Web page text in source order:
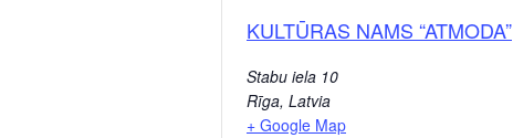
KULTŪRAS NAMS “ATMODA”
Stabu iela 10
Rīga, Latvia
+ Google Map